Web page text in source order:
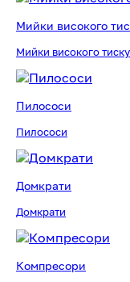
Мийки високого
Мийки високого тиску
Пилососи
Пилососи
Домкрати
Домкрати
Компресори